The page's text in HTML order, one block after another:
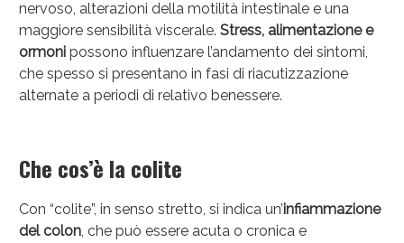
nervoso, alterazioni della motilità intestinale e una
maggiore sensibilità viscerale. Stress, alimentazione e
ormonipossono influenzare l’andamento dei sintomi,
che spesso si presentano in fasi di riacutizzazione
alternate a periodi di relativo benessere.
Che cos’è la colite
Con “colite”, in senso stretto, si indica un’infiammazione
del colon, che può essere acuta o cronica e
Benessere Intestinale: Sconto fino al 55% valido
oggi!